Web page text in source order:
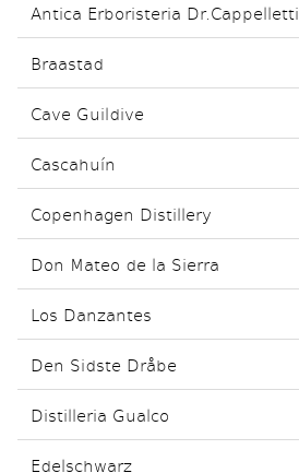
Antica Erboristeria Dr.Cappelletti
Braastad
Cave Guildive
Cascahuín
Copenhagen Distillery
Don Mateo de la Sierra
Los Danzantes
Den Sidste Dråbe
Distilleria Gualco
Edelschwarz